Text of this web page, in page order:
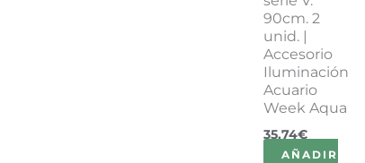
90cm. 2
unid. |
Accesorio
Iluminación
Acuario
Week Aqua
35,74€
AÑADIR